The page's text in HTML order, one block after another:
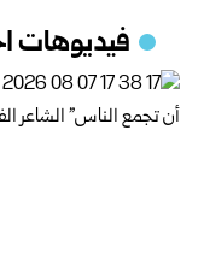
فيديوهات